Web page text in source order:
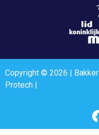
Copyright © 2026 | Bakker
Protech |